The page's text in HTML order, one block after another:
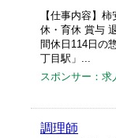
【仕事内容】
休・育休 賞与
間休日114日の
丁目駅」...
スポンサー：求
調理師